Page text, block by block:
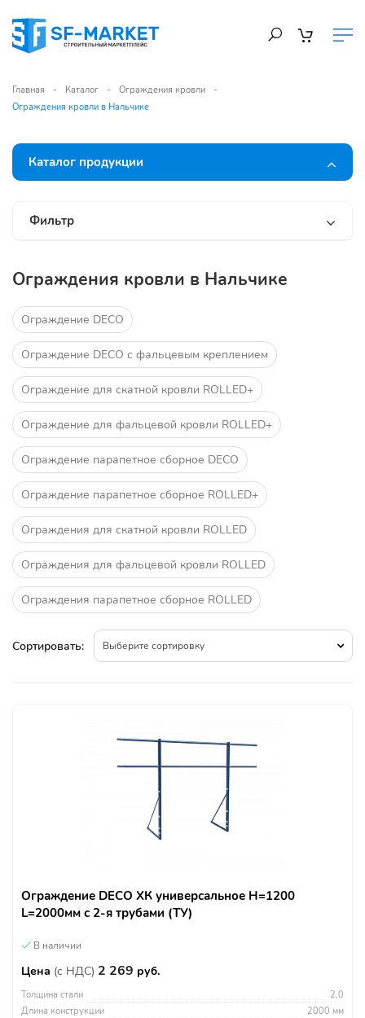
Главная Каталог
Ограждения кровли
Ограждения кровли в Нальчике
Каталог продукции
Фильтр
Ограждения кровли в Нальчике
Ограждение DECO
Ограждение DECO с фальцевым креплением
Ограждение для скатной кровли ROLLED+
Ограждение для фальцевой кровли ROLLED+
Ограждение парапетное сборное DECO
Ограждение парапетное сборное ROLLED+
Ограждения для скатной кровли ROLLED
Ограждения для фальцевой кровли ROLLED
Ограждения парапетное сборное ROLLED
Сортировать: Выберите сортировку
Ограждение DECO ХК универсальное H=1200
L=2000мм с 2-я трубами (ТУ)
В наличии
Цена (с НДС) 2 269 руб.
Толщина стали
2,0
Длина конструкции
2000 мм